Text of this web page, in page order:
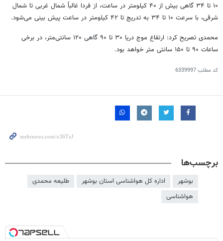
۱۰ تا ۳۴ گاهی بیش از ۴۰ کیلومتر در ساعت، از فردا غالباً شمال غربی تا شمال
شرقی، با سرعت ۱۰ تا ۳۴ به تدریج تا ۴۲ کیلومتر در ساعت پیش بینی می‌شود.
محمدی تصریح کرد: ارتفاع موج دریا ۳۰ تا ۹۰ گاهی ۱۲۰ سانتی‌متر، در برخی
ساعات ۹۰ تا ۱۵۰ سانتی متر خواهد بود.
کد مطلب6339997
برچسب‌ها
بوشهر اداره کل هواشناسی استان بوشهر
طلیعه محمدی
هواشناسی